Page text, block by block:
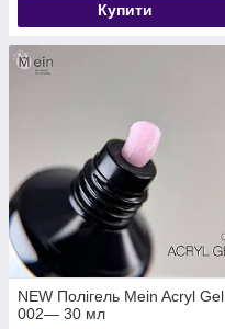
Купити
NEW Полігель Mein Acryl Gel
002— 30 мл